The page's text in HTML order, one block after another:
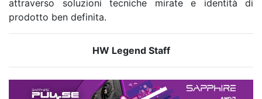
attraverso soluzioni tecniche mirate e identità di
prodotto ben definita.
HW Legend Staff